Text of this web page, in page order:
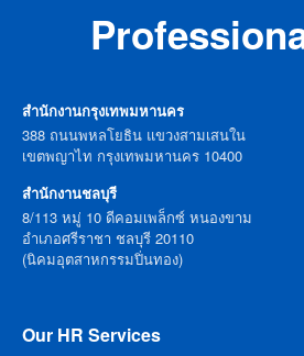
สำนักงานกรุงเทพมหานคร
388 ถนนพหลโยธิน แขวงสามเสนใน
เขตพญาไท กรุงเทพมหานคร 10400
สำนักงานชลบุรี
8/113 หมู่ 10 ดีคอมเพล็กซ์ หนองขาม
อำเภอศรีราชา ชลบุรี 20110
(นิคมอุตสาหกรรมปิ่นทอง)
Our HR Services